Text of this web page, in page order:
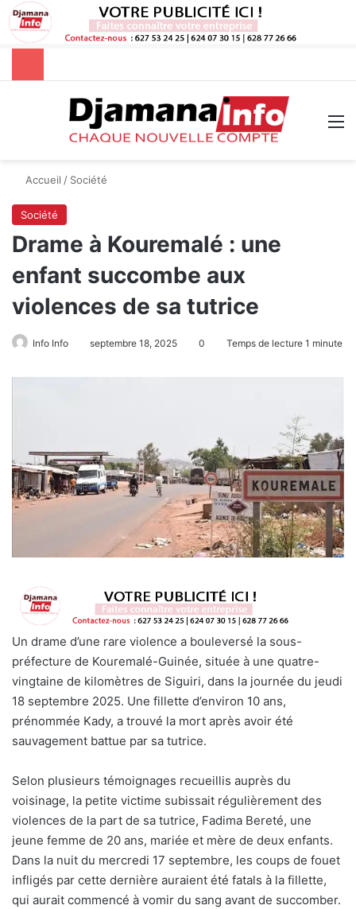
Rechercher
Accueil / Société
Société
Drame à Kouremalé : une
enfant succombe aux
violences de sa tutrice
Info Info septembre 18, 2025 0 Temps de lecture 1 minute
Un drame d’une rare violence a bouleversé la sous-
préfecture de Kouremalé-Guinée, située à une quatre-
vingtaine de kilomètres de Siguiri, dans la journée du jeudi
18 septembre 2025. Une fillette d’environ 10 ans,
prénommée Kady, a trouvé la mort après avoir été
sauvagement battue par sa tutrice.
Selon plusieurs témoignages recueillis auprès du
voisinage, la petite victime subissait régulièrement des
violences de la part de sa tutrice, Fadima Bereté, une
jeune femme de 20 ans, mariée et mère de deux enfants.
Dans la nuit du mercredi 17 septembre, les coups de fouet
infligés par cette dernière auraient été fatals à la fillette,
qui aurait commencé à vomir du sang avant de succomber.